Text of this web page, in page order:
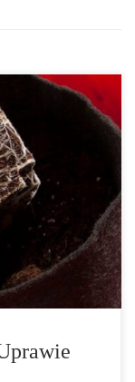
marihuany.
w przypadku
rośliny w
nie pasuje
[…]